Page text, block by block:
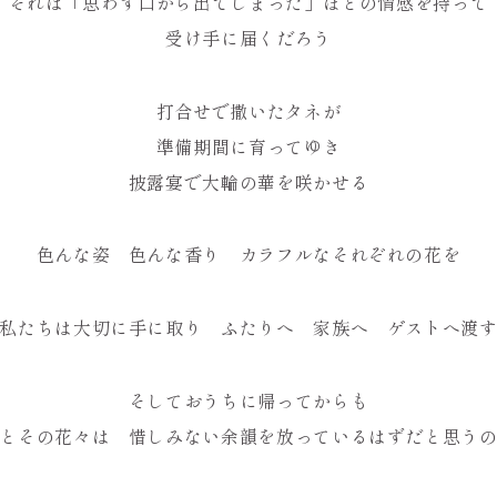
それは「思わず口から出てしまった」ほどの情感を持って
受け手に届くだろう
打合せで撒いたタネが
準備期間に育ってゆき
披露宴で大輪の華を咲かせる
色んな姿 色んな香り カラフルなそれぞれの花を
私たちは大切に手に取り ふたりへ 家族へ ゲストへ渡す
そしておうちに帰ってからも
その花々は 惜しみない余韻を放っているはずだと思う